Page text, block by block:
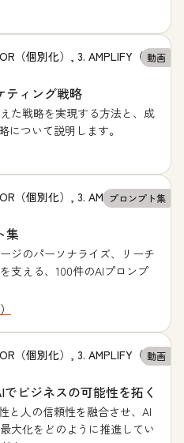
（個別化）, 3. AMPLIFY（増動画
ティング戦略
た戦略を実現する方法と、成
について説明します。
（個別化）, 3. AMPLIFY（増
プロンプト集
集
ジのパーソナライズ、リーチ
支える、100件のAIプロンプ
（個別化）, 3. AMPLIFY（増動画
ビジネスの可能性を拓く
と人の信頼性を融合させ、AI
大化をどのように推進してい